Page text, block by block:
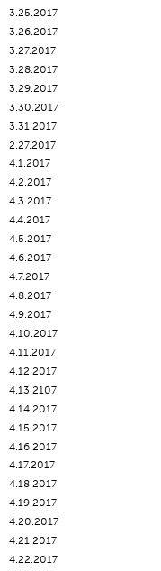
3.25.2017
3.26.2017
3.27.2017
3.28.2017
3.29.2017
3.30.2017
3.31.2017
2.27.2017
4.1.2017
4.2.2017
4.3.2017
4.4.2017
4.5.2017
4.6.2017
4.7.2017
4.8.2017
4.9.2017
4.10.2017
4.11.2017
4.12.2017
4.13.2107
4.14.2017
4.15.2017
4.16.2017
4.17.2017
4.18.2017
4.19.2017
4.20.2017
4.21.2017
4.22.2017